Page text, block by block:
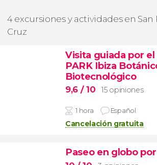
4 excursiones y actividades en San
Cruz
Visita guiada por el
PARK Ibiza
Biotecnológico
9,6 / 10 15 opiniones
1 hora Español
Cancelación gratuita
Paseo en globo